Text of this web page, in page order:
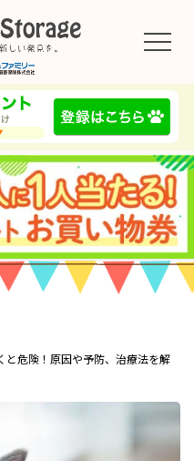
と危険！原因や予防、治療法を解